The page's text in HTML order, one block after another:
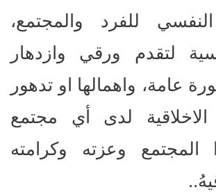
النفسي للفرد والمجتمع،
لتقدم ورقي وازدهار
عامة، واهمالها او تدهور
لدى أي مجتمع
المجتمع وعزته وكرامته